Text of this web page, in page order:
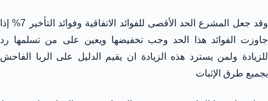
وقد جعل المشرع الحد الأقصى للفوائد الاتفاقية وفوائد التأخير 7% إذا
جاوزت الفوائد هذا الحد وجب تخفيضها ويعين على من تسلمها رد
للزيادة ولمن يسترد هذه الزيادة ان يقيم الدليل على الربا الفاحش
بجميع طرق الإثبات